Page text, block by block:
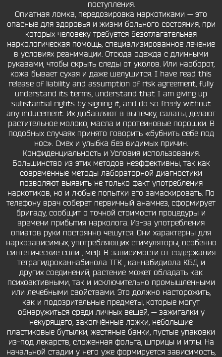
поступления.
Опиатная ломка, передозировка наркотиками — это
опасные для здоровья и жизни больного состояния, при
которых человеку требуется безотлагательная
наркологическая помощь, специализированное лечение
в условиях реанимации. Отсюда одежда с длинными
рукавами, чтобы скрыть следы от уколов. Или наоборот,
кожа бывает сухая и даже шелушится. I have read this
release of liability and assumption of risk agreement, fully
understand its terms, understand that I am giving up
substantial rights by signing it, and do so freely without
any inducement. Их добавляют в выпечку, салаты, делают
растительное молоко, масла и протеиновые порошки. В
подобных случаях принято говорить «бубнить себе под
нос». Смех и улыбка без видимых причин.
Конфиденциальность и Условия использования.
Большинство из этих методов неэффективны, так как
современные методы лабораторной диагностики
позволяют выявить не только факт употребления
наркотиков, но и любые попытки его замаскировать. По
телефону врач соберет первичный анамнез, сформирует
бригаду, сообщит о точной стоимости процедуры и
времени прибытия нарколога. Из-за употребления
опиатов руки постоянно чешутся. Они характерны для
наркозависимых, употребляющих стимуляторы, особенно
синтетические соли , меф. В зависимости от содержания
тетрагидроканнабинола ТГК , каннабидиола КБД и
других соединений, растение может обладать как
психоактивными, так и исключительно промышленными
или лечебными свойствами. Это должно насторожить,
как и подозрительные предметы, которые могут
обнаружиться среди личных вещей, — зажигалки у
некурящего, закопчённые ложки, небольшие
пластиковые бутылки, жестяные банки, пустые упаковки
из-под лекарств, сложенная фольга, шприцы и иглы. На
начальной стадии у него уже формируется зависимость,